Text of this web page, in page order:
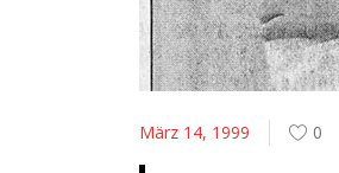
März 14, 1999 0